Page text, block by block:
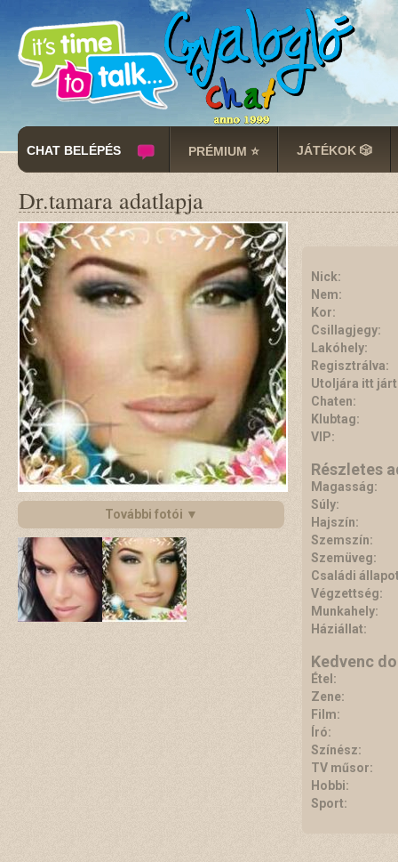
CHAT BELÉPÉS PRÉMIUM ⭐ JÁTÉKOK 🎲
Dr.tamara adatlapja
További fotói ▼
Nick:
Nem:
Kor:
Csillagjegy:
Lakóhely:
Regisztrálva:
Utoljára itt
Chaten:
Klubtag:
VIP:
Részletes
Magasság:
Súly:
Hajszín:
Szemszín:
Szemüveg:
Családi
Végzettség:
Munkahely:
Háziállat:
Kedvenc
Étel:
Zene:
Film:
Író:
Színész:
TV műsor:
Hobbi:
Sport: